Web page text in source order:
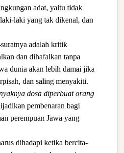
adat, yaitu tidak
laki yang tak dikenal, dan
adalah kritik
dan dihafalkan tanpa
dunia akan lebih damai jika
dan saling menyakiti.
dosa diperbuat orang
pembenaran bagi
perempuan Jawa yang
dihadapi ketika bercita-